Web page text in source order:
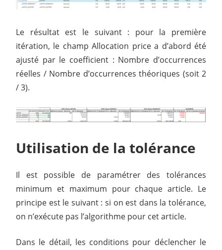
Le résultat est le suivant : pour la première
itération, le champ Allocation price a d’abord été
ajusté par le coefficient : Nombre d’occurrences
réelles / Nombre d’occurrences théoriques (soit 2
/ 3).
Utilisation de la tolérance
Il est possible de paramétrer des tolérances
minimum et maximum pour chaque article. Le
principe est le suivant : si on est dans la tolérance,
on n’exécute pas l’algorithme pour cet article.
Dans le détail, les conditions pour déclencher le